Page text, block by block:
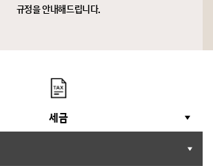
규정을 안내해드립니다.
콘